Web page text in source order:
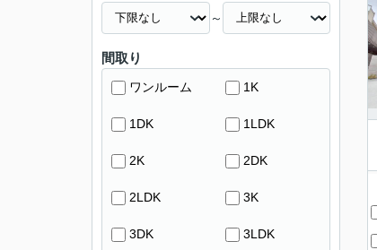
～
間取り
ワンルーム 1K
1DK 1LDK
2K 2DK
2LDK 3K
3DK 3LDK